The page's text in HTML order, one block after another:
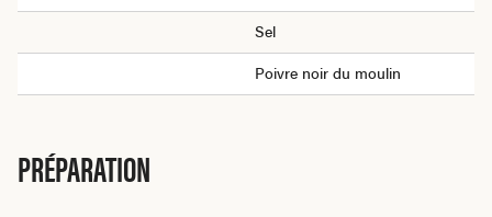
Sel
Poivre noir du moulin
PRÉPARATION